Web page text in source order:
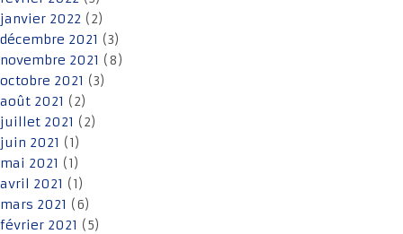
janvier 2022 (2)
décembre 2021 (3)
novembre 2021 (8)
octobre 2021 (3)
août 2021 (2)
juillet 2021 (2)
juin 2021 (1)
mai 2021 (1)
avril 2021 (1)
mars 2021 (6)
février 2021 (5)